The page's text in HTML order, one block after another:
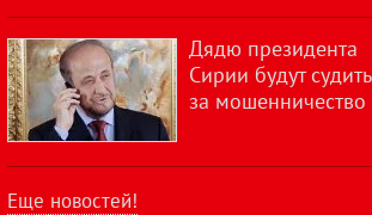
Дядю президента
Сирии будут судить
за мошенничество
Еще новостей!